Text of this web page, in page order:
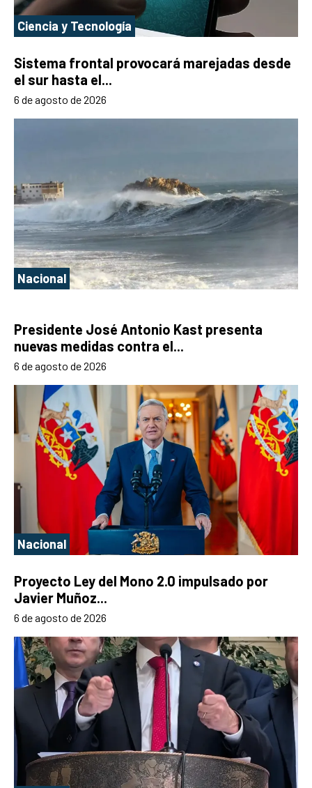
Ciencia y Tecnología
Sistema frontal provocará marejadas desde
el sur hasta el...
6 de agosto de 2026
Nacional
Presidente José Antonio Kast presenta
nuevas medidas contra el...
6 de agosto de 2026
Nacional
Proyecto Ley del Mono 2.0 impulsado por
Javier Muñoz...
6 de agosto de 2026